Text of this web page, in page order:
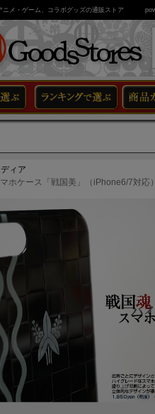
メ・ゲーム、コラボグッズの通販ストア
ィア
ホケース「戦国美」（iPhone6/7対応）